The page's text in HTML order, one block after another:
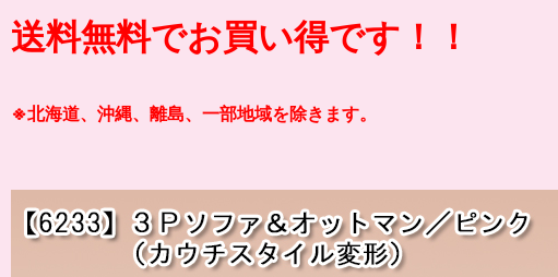
送料無料でお買い得です！！
※北海道、沖縄、離島、一部地域を除きます。